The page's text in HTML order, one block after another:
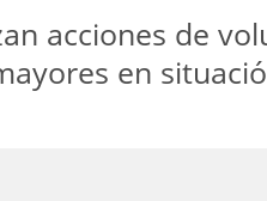
acciones de
en